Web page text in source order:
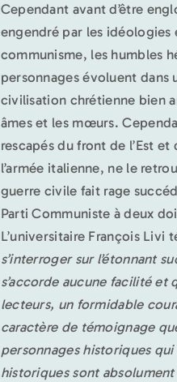
Cependant avant d’être
engendré par les idéologies
communisme, les humbles
personnages évoluent
civilisation chrétienne bien
âmes et les mœurs.
rescapés du front de l’Est
l’armée italienne, ne le
guerre civile fait rage
Parti Communiste à deux
L’universitaire François Livi
s’interroger sur l’étonnant
s’accorde aucune facilité et
lecteurs, un formidable
caractère de témoignage
personnages historiques
historiques sont